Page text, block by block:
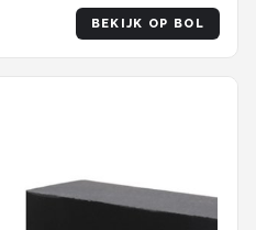
BEKIJK OP BOL